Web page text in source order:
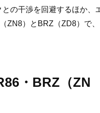
の干渉を回避するほか、
ZN8）とBRZ（ZD8）で、
・BRZ（ZN